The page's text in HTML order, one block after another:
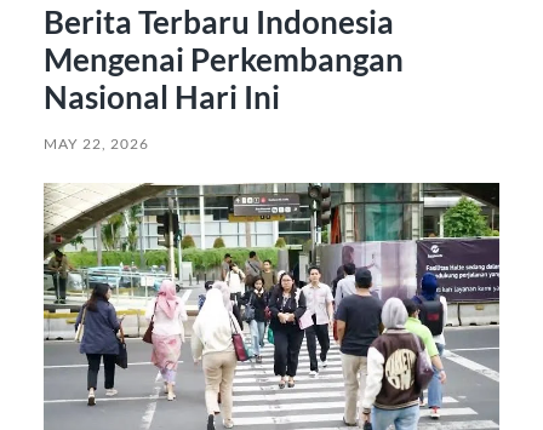
Berita Terbaru Indonesia
Mengenai Perkembangan
Nasional Hari Ini
MAY 22, 2026